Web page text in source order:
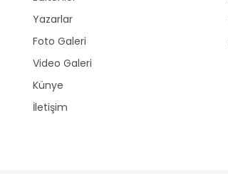
Yazarlar
Foto Galeri
Video Galeri
Künye
İletişim